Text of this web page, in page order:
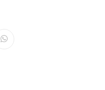
CONTENT
Opens